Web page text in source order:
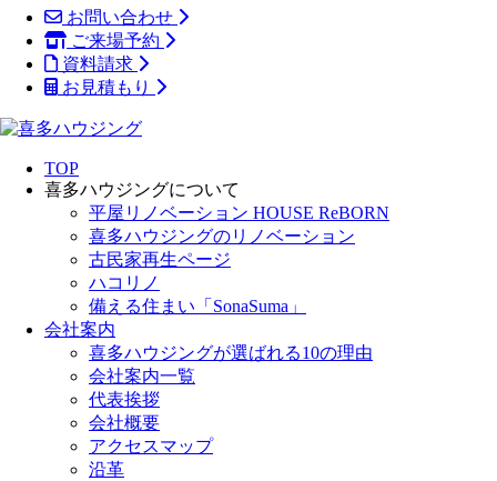
お問い合わせ
ご来場予約
資料請求
お見積もり
TOP
喜多ハウジングについて
平屋リノベーション HOUSE ReBORN
喜多ハウジングのリノベーション
古民家再生ページ
ハコリノ
備える住まい「SonaSuma」
会社案内
喜多ハウジングが選ばれる10の理由
会社案内一覧
代表挨拶
会社概要
アクセスマップ
沿革